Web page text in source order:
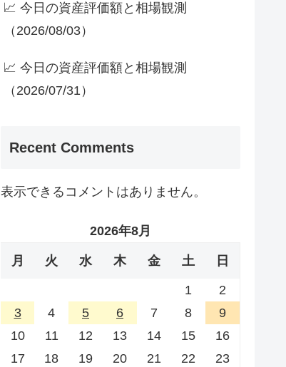
📈 今日の資産評価額と相場観測
（2026/08/03）
📈 今日の資産評価額と相場観測
（2026/07/31）
Recent Comments
表示できるコメントはありません。
2026年8月
月 火 水 木 金 土 日
1
2
3
4 5 6 7 8
9
10
11 12 13 14 15
16
17
18 19 20 21 22
23